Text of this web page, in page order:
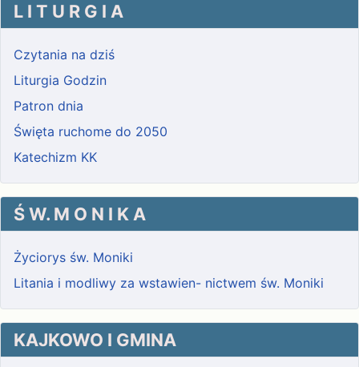
L I T U R G I A
Czytania na dziś
Liturgia Godzin
Patron dnia
Święta ruchome do 2050
Katechizm KK
Ś W. M O N I K A
Życiorys św. Moniki
Litania i modliwy za wstawien- nictwem św. Moniki
KAJKOWO I GMINA